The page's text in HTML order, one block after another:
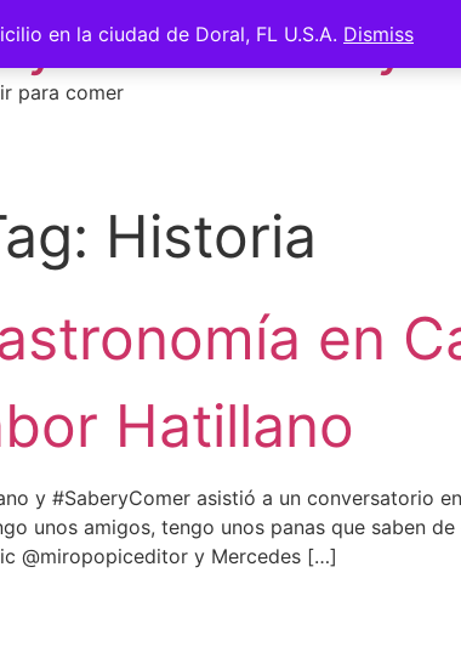
en la ciudad de Doral, FL U.S.A. Dismiss
para comer
Historia
en
Hatillano
y #SaberyComer asistió a un conversatorio
unos amigos, tengo unos panas que saben
@miropopiceditor y Mercedes […]